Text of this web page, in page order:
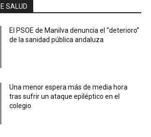
SALUD
El PSOE de Manilva denuncia el “deterioro”
de la sanidad pública andaluza
Una menor espera más de media hora
tras sufrir un ataque epiléptico en el
colegio